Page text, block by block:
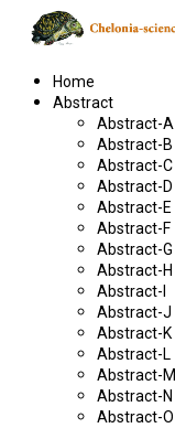
Home
Abstract
Abstract-A
Abstract-B
Abstract-C
Abstract-D
Abstract-E
Abstract-F
Abstract-G
Abstract-H
Abstract-I
Abstract-J
Abstract-K
Abstract-L
Abstract-M
Abstract-N
Abstract-O